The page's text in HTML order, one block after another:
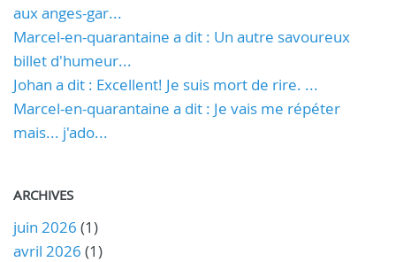
aux anges-gar...
Marcel-en-quarantaine a dit : Un autre savoureux
billet d'humeur...
Johan a dit : Excellent! Je suis mort de rire. ...
Marcel-en-quarantaine a dit : Je vais me répéter
mais... j'ado...
ARCHIVES
juin 2026 (1)
avril 2026 (1)